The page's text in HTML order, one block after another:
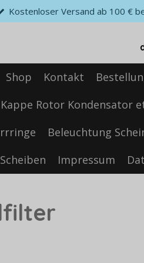
Kostenloser Versand ab 100 €
Shop Kontakt
Rotor Kondensator
Beleuchtung
Impressum